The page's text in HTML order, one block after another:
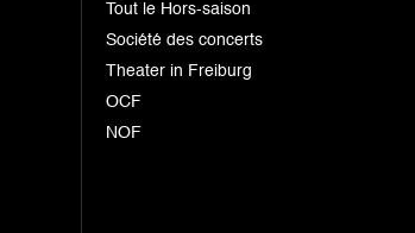
Tout le Hors-saison
Société des concerts
Theater in Freiburg
OCF
NOF